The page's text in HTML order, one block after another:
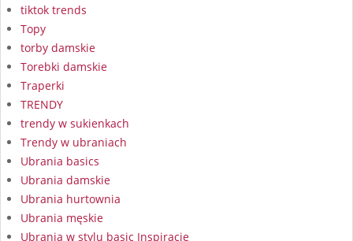
tiktok trends
Topy
torby damskie
Torebki damskie
Traperki
TRENDY
trendy w sukienkach
Trendy w ubraniach
Ubrania basics
Ubrania damskie
Ubrania hurtownia
Ubrania męskie
Ubrania w stylu basic Inspiracje